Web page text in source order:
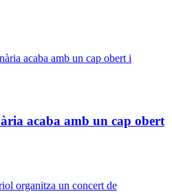
acaba amb un cap obert